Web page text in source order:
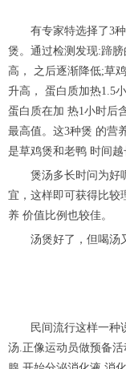
有专家特选择了3种
煲。通过检测发现:蹄
高， 之后逐渐降低;草
升高， 蛋白质加热1.5
蛋白质在加 热1小时后
最高值。这3种煲 的营
是草鸡煲和老鸭 时间越
煲汤多长时问为好呢
宜，这样即可获得比较
养 价值比例也较佳。
汤煲好了，但喝汤
民间流行这样一种说
汤.正像运动员做预备